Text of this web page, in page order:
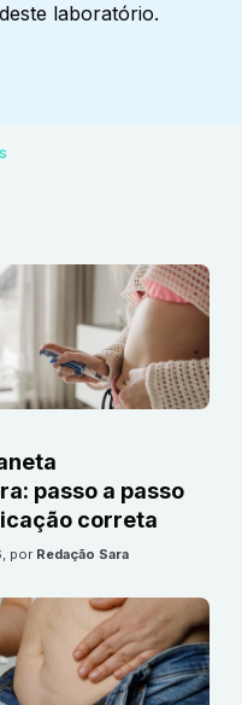
laboratório.
passo a passo
correta
, por Redação Sara